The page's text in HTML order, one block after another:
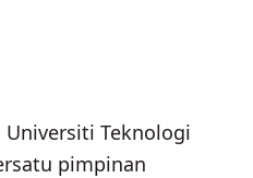
Teknologi
pimpinan